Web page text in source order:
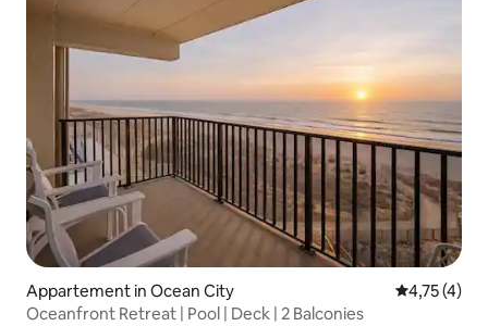
Appartement in Ocean City
4,75 (4)
Oceanfront Retreat | Pool | Deck | 2 Balconies